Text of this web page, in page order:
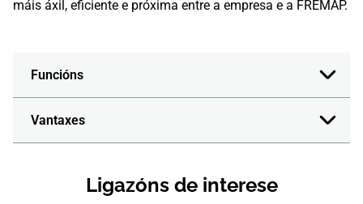
máis áxil, eficiente e próxima entre a empresa e a FREMAP.
Funcións
Vantaxes
Ligazóns de interese